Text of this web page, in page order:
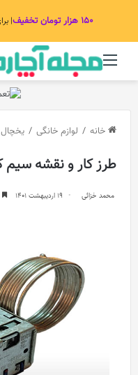
۱۵۰ هزار تومان تخفیف |
منو
خانه / لوازم خانگی / یخچال
طرز کار و نقشه
محمد خزائی 19 اردیبهشت 1401